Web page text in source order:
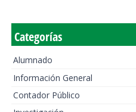
Categorías
Alumnado
Información General
Contador Público